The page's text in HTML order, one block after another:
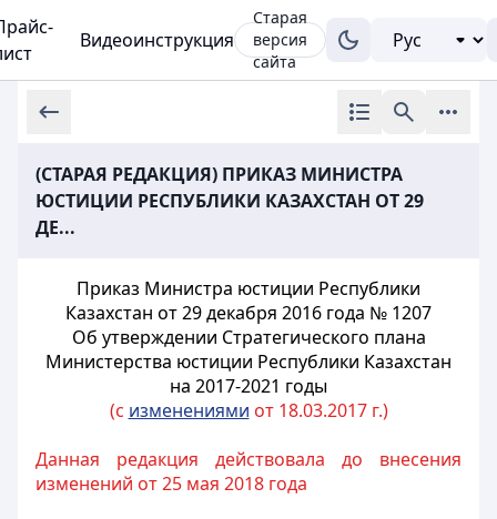
Видеоинструкция
Старая
версия
сайта
(СТАРАЯ РЕДАКЦИЯ) ПРИКАЗ МИНИСТРА
ЮСТИЦИИ РЕСПУБЛИКИ КАЗАХСТАН ОТ 29
ДЕ...
Приказ Министра юстиции Республики
Казахстан от 29 декабря 2016 года № 1207
Об утверждении Стратегического плана
Министерства юстиции Республики Казахстан
на 2017-2021 годы
(с изменениями от 18.03.2017 г.)
Данная редакция действовала до внесения
изменений от 25 мая 2018 года